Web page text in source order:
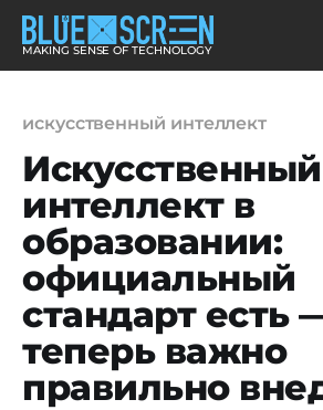
MAKING SENSE OF TECHNOLOGY
искусственный интеллект
Искусственный
интеллект в
образовании:
официальный
стандарт есть
теперь важно
правильно